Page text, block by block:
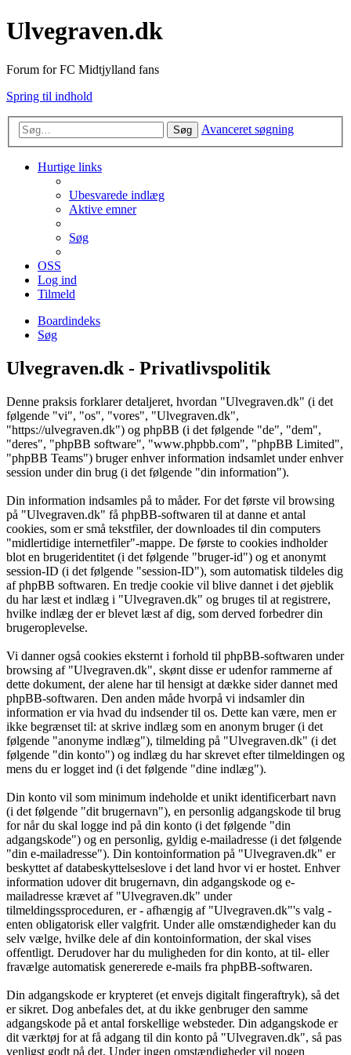
Ulvegraven.dk
Forum for FC Midtjylland fans
Spring til indhold
Søg Avanceret søgning
Hurtige links
Ubesvarede indlæg
Aktive emner
Søg
OSS
Log ind
Tilmeld
Boardindeks
Søg
Ulvegraven.dk - Privatlivspolitik
Denne praksis forklarer detaljeret, hvordan "Ulvegraven.dk" (i det
følgende "vi", "os", "vores", "Ulvegraven.dk",
"https://ulvegraven.dk") og phpBB (i det følgende "de", "dem",
"deres", "phpBB software", "www.phpbb.com", "phpBB Limited",
"phpBB Teams") bruger enhver information indsamlet under enhver
session under din brug (i det følgende "din information").
Din information indsamles på to måder. For det første vil browsing
på "Ulvegraven.dk" få phpBB-softwaren til at danne et antal
cookies, som er små tekstfiler, der downloades til din computers
"midlertidige internetfiler"-mappe. De første to cookies indholder
blot en brugeridentitet (i det følgende "bruger-id") og et anonymt
session-ID (i det følgende "session-ID"), som automatisk tildeles dig
af phpBB softwaren. En tredje cookie vil blive dannet i det øjeblik
du har læst et indlæg i "Ulvegraven.dk" og bruges til at registrere,
hvilke indlæg der er blevet læst af dig, som derved forbedrer din
brugeroplevelse.
Vi danner også cookies eksternt i forhold til phpBB-softwaren under
browsing af "Ulvegraven.dk", skønt disse er udenfor rammerne af
dette dokument, der alene har til hensigt at dække sider dannet med
phpBB-softwaren. Den anden måde hvorpå vi indsamler din
information er via hvad du indsender til os. Dette kan være, men er
ikke begrænset til: at skrive indlæg som en anonym bruger (i det
følgende "anonyme indlæg"), tilmelding på "Ulvegraven.dk" (i det
følgende "din konto") og indlæg du har skrevet efter tilmeldingen og
mens du er logget ind (i det følgende "dine indlæg").
Din konto vil som minimum indeholde et unikt identificerbart navn
(i det følgende "dit brugernavn"), en personlig adgangskode til brug
for når du skal logge ind på din konto (i det følgende "din
adgangskode") og en personlig, gyldig e-mailadresse (i det følgende
"din e-mailadresse"). Din kontoinformation på "Ulvegraven.dk" er
beskyttet af databeskyttelseslove i det land hvor vi er hostet. Enhver
information udover dit brugernavn, din adgangskode og e-
mailadresse krævet af "Ulvegraven.dk" under
tilmeldingssproceduren, er - afhængig af "Ulvegraven.dk"'s valg -
enten obligatorisk eller valgfrit. Under alle omstændigheder kan du
selv vælge, hvilke dele af din kontoinformation, der skal vises
offentligt. Derudover har du muligheden for din konto, at til- eller
fravælge automatisk genererede e-mails fra phpBB-softwaren.
Din adgangskode er krypteret (et envejs digitalt fingeraftryk), så det
er sikret. Dog anbefales det, at du ikke genbruger den samme
adgangskode på et antal forskellige websteder. Din adgangskode er
dit værktøj for at få adgang til din konto på "Ulvegraven.dk", så pas
venligst godt på det. Under ingen omstændigheder vil nogen